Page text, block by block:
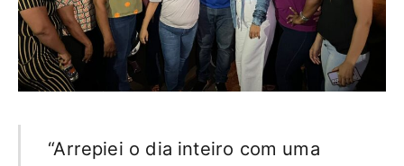
“Arrepiei o dia inteiro com uma